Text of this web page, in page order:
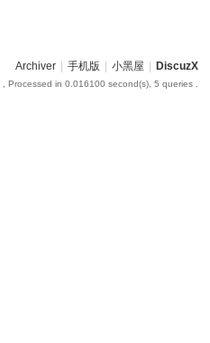
Archiver 手机版 小黑屋 DiscuzX
, Processed in 0.016100 second(s), 5 queries .